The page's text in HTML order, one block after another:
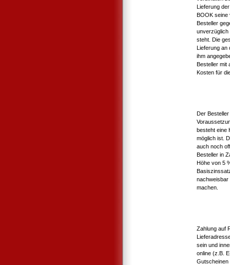
Lieferung
BOOK seine
Besteller
unverzüglich
steht. Die
Lieferung an
ihm
Besteller mit
Kosten für
Der
besteht eine
möglich ist.
auch noch
Besteller in
Höhe von 5
nachweisbar
machen.
Zahlung auf
sein und
online (z.B.
Gutscheinen